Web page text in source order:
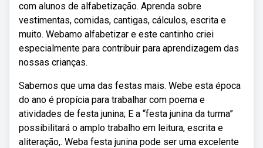
com alunos de alfabetização. Aprenda sobre
vestimentas, comidas, cantigas, cálculos, escrita e
muito. Webamo alfabetizar e este cantinho criei
especialmente para contribuir para aprendizagem das
nossas crianças.
Sabemos que uma das festas mais. Webe esta época
do ano é propícia para trabalhar com poema e
atividades de festa junina; E a “festa junina da turma”
possibilitará o amplo trabalho em leitura, escrita e
aliteração,. Weba festa junina pode ser uma excelente